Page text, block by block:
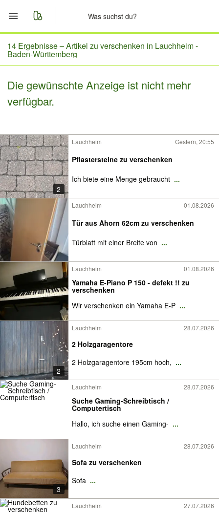
Start
Merkliste
Nachrichten
14 Ergebnisse –Artikel zu verschenken in Lauchheim -
Baden-Württemberg
Die gewünschte Anzeige ist nicht mehr
verfügbar.
2
Lauchheim Gestern, 20:55
Pflastersteine zu verschenken
Ich biete eine Menge gebraucht ...
Lauchheim 01.08.2026
Tür aus Ahorn 62cm zu verschenken
Türblatt mit einer Breite von ...
Lauchheim 01.08.2026
Yamaha E-Piano P 150 - defekt !! zu
verschenken
Wir verschenken ein Yamaha E-P ...
2
Lauchheim 28.07.2026
2 Holzgaragentore
2 Holzgaragentore 195cm hoch, ...
Lauchheim 28.07.2026
Suche Gaming-Schreibtisch /
Computertisch
Hallo, ich suche einen Gaming- ...
3
Lauchheim 28.07.2026
Sofa zu verschenken
Sofa ...
Lauchheim 27.07.2026